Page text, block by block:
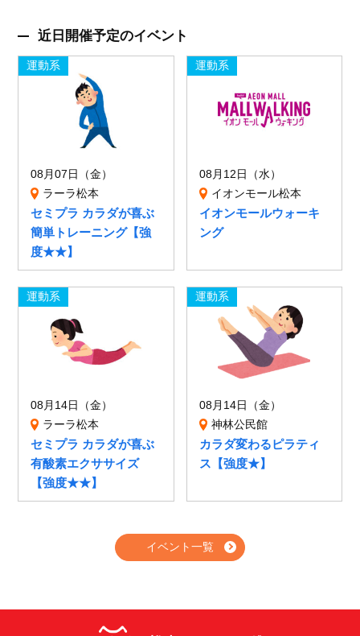
近日開催予定のイベント
運動系
08月07日（金）
ラーラ松本
セミプラ カラダが喜ぶ
簡単トレーニング【強
度★★】
運動系
08月12日（水）
イオンモール松本
イオンモールウォーキ
ング
運動系
08月14日（金）
ラーラ松本
セミプラ カラダが喜ぶ
有酸素エクササイズ
【強度★★】
運動系
08月14日（金）
神林公民館
カラダ変わるピラティ
ス【強度★】
イベント一覧